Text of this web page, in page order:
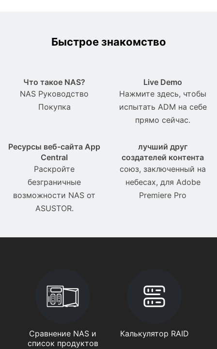
Быстрое знакомство
Что такое NAS?
NAS Pуководство
Покупка
Live Demo
Нажмите здесь, чтобы
испытать ADM на себе
прямо сейчас.
Ресурсы веб-сайта App
Central
Раскройте
безграничные
возможности NAS от
ASUSTOR.
лучший друг
создателей контента
союз, заключенный на
небесах, для Adobe
Premiere Pro
Сравнение NAS и
список продуктов
Калькулятор RAID